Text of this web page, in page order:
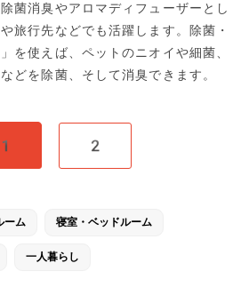
菌消臭やアロマディフューザーとし
旅行先などでも活躍します。除菌・
を使えば、ペットのニオイや細菌、
どを除菌、そして消臭できます。
1 2
ーム 寝室・ベッドルーム
一人暮らし